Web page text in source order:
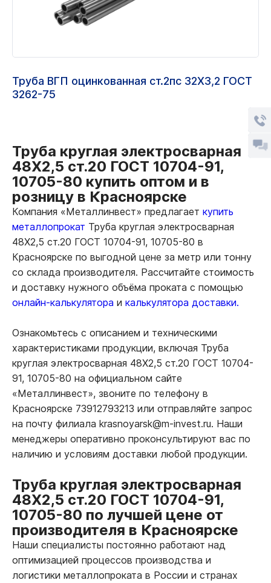
Труба ВГП оцинкованная ст.2пс 32Х3,2 ГОСТ
3262-75
Труба круглая электросварная
48Х2,5 ст.20 ГОСТ 10704-91,
10705-80 купить оптом и в
розницу в Красноярске
Компания «Металлинвест» предлагает купить
металлопрокат Труба круглая электросварная
48Х2,5 ст.20 ГОСТ 10704-91, 10705-80 в
Красноярске по выгодной цене за метр или тонну
со склада производителя. Рассчитайте стоимость
и доставку нужного объёма проката с помощью
онлайн-калькулятора и калькулятора доставки.
Ознакомьтесь с описанием и техническими
характеристиками продукции, включая Труба
круглая электросварная 48Х2,5 ст.20 ГОСТ 10704-
91, 10705-80 на официальном сайте
«Металлинвест», звоните по телефону в
Красноярске 73912793213 или отправляйте запрос
на почту филиала krasnoyarsk@m-invest.ru. Наши
менеджеры оперативно проконсультируют вас по
наличию и условиям доставки любой продукции.
Труба круглая электросварная
48Х2,5 ст.20 ГОСТ 10704-91,
10705-80 по лучшей цене от
производителя в Красноярске
Наши специалисты постоянно работают над
оптимизацией процессов производства и
логистики металлопроката в России и странах